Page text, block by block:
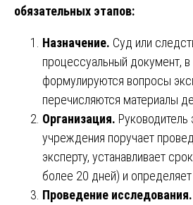
обязательных этапов:
Назначение. Суд или
процессуальный документ,
формулируются вопросы
перечисляются материалы
Организация. Руководитель
учреждения поручает
эксперту, устанавливает
более 20 дней) и
Проведение исследования.